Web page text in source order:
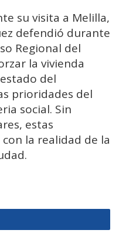
su visita a Melilla,
defendió durante
Regional del
la vivienda
del
prioridades del
social. Sin
estas
la realidad de la